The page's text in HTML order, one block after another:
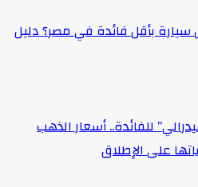
بأقل فائدة في مصر؟ دليل
للفائدة.. أسعار الذهب
على الإطلاق